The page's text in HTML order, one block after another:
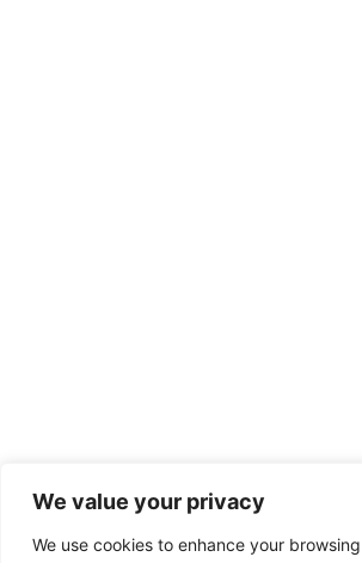
We value your privacy
We use cookies to enhance your